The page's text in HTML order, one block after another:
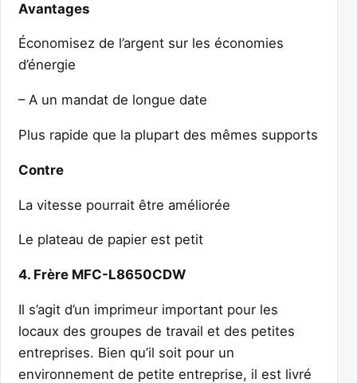
Avantages
Économisez de l’argent sur les économies
d’énergie
– A un mandat de longue date
Plus rapide que la plupart des mêmes supports
Contre
La vitesse pourrait être améliorée
Le plateau de papier est petit
4. Frère MFC-L8650CDW
Il s’agit d’un imprimeur important pour les
locaux des groupes de travail et des petites
entreprises. Bien qu’il soit pour un
environnement de petite entreprise, il est livré